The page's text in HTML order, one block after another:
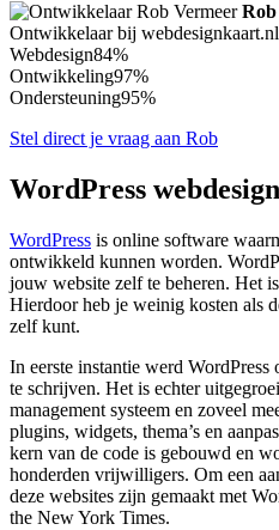
Ontwikkelaar bij webdesignkaart.nl
Webdesign84%
Ontwikkeling97%
Ondersteuning95%
Stel direct je vraag aan Rob
WordPress
WordPress is online software
ontwikkeld kunnen worden.
jouw website zelf te beheren. Het
Hierdoor heb je weinig kosten als
zelf kunt.
In eerste instantie werd
te schrijven. Het is echter
management systeem en zoveel
plugins, widgets, thema’s en
kern van de code is gebouwd en
honderden vrijwilligers. Om een
deze websites zijn gemaakt met
the New York Times.